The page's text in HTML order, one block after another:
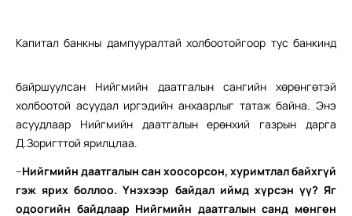
Капитал банкны дампууралтай холбоотойгоор тус банкинд
байршуулсан Нийгмийн даатгалын сангийн хөрөнгөтэй
холбоотой асуудал иргэдийн анхаарлыг татаж байна. Энэ
асуудлаар Нийгмийн даатгалын ерөнхий газрын дарга
Д.Зоригттой ярилцлаа.
–Нийгмийн даатгалын сан хоосорсон, хуримтлал байхгүй
гэж ярих боллоо. Үнэхээр байдал иймд хүрсэн үү? Яг
одоогийн байдлаар Нийгмийн даатгалын санд мөнгөн